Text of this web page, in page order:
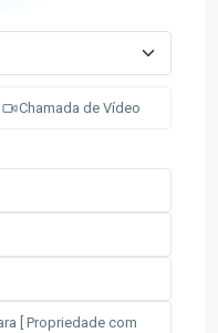
Chamada de Vídeo